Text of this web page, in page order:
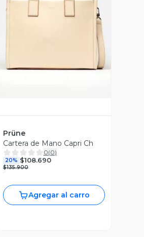
Prüne
Cartera de Mano Capri Ch
0(0)
20% $108.690
$135.900
Agregar al carro